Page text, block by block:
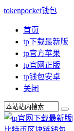
tokenpocket钱包
首页
tp下载最新版
tp官方苹果
tp官网正版
tp钱包安卓
关闭